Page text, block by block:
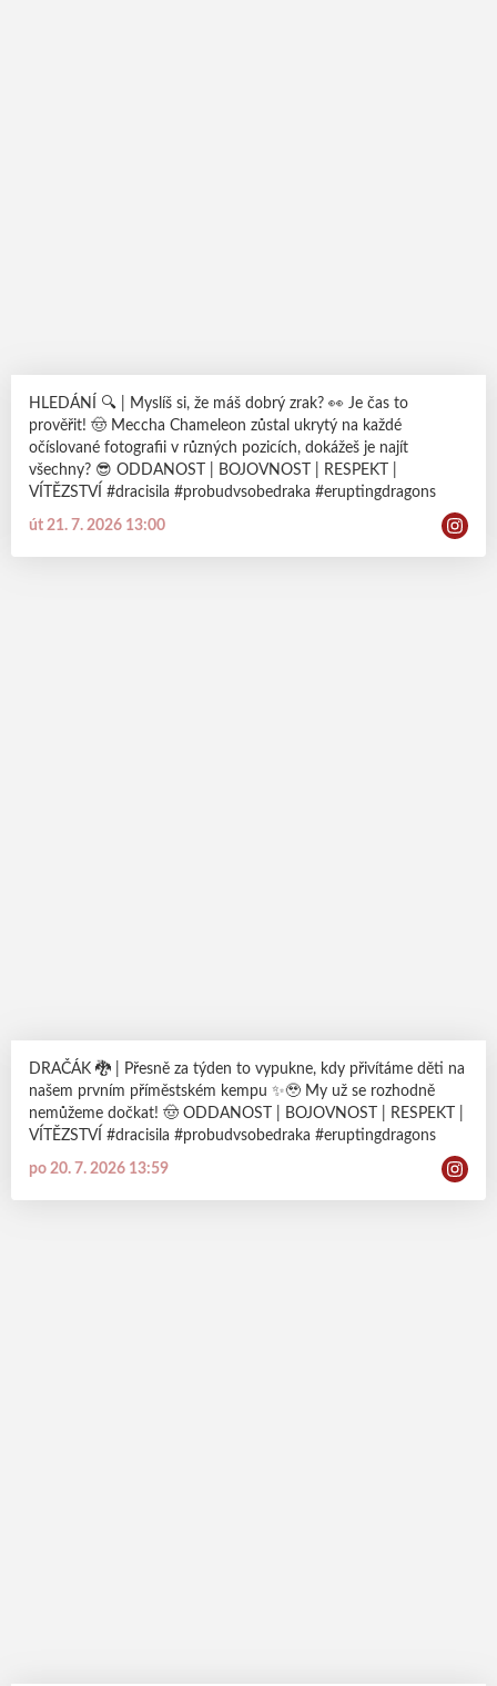
HLEDÁNÍ 🔍 | Myslíš si, že máš dobrý zrak? 👀 Je čas to
prověřit! 🤠 Meccha Chameleon zůstal ukrytý na každé
očíslované fotografii v různých pozicích, dokážeš je najít
všechny? 😎 ODDANOST | BOJOVNOST | RESPEKT |
VÍTĚZSTVÍ #dracisila #probudvsobedraka #eruptingdragons
út 21. 7. 2026 13:00
DRAČÁK 🐉 | Přesně za týden to vypukne, kdy přivítáme děti na
našem prvním příměstském kempu ✨🥹 My už se rozhodně
nemůžeme dočkat! 🤠 ODDANOST | BOJOVNOST | RESPEKT |
VÍTĚZSTVÍ #dracisila #probudvsobedraka #eruptingdragons
po 20. 7. 2026 13:59